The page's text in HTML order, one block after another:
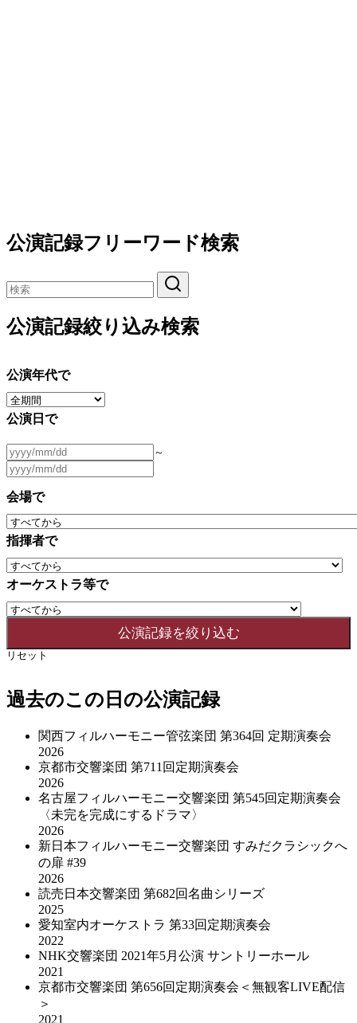
公演記録フリーワード検索
公演記録絞り込み検索
公演年代で
公演日で
～
会場で
指揮者で
オーケストラ等で
リセット
過去のこの日の公演記録
関西フィルハーモニー管弦楽団 第364回 定期演奏会
2026
京都市交響楽団 第711回定期演奏会
2026
名古屋フィルハーモニー交響楽団 第545回定期演奏会
〈未完を完成にするドラマ〉
2026
新日本フィルハーモニー交響楽団 すみだクラシックへ
の扉 #39
2026
読売日本交響楽団 第682回名曲シリーズ
2025
愛知室内オーケストラ 第33回定期演奏会
2022
NHK交響楽団 2021年5⽉公演 サントリーホール
2021
京都市交響楽団 第656回定期演奏会＜無観客LIVE配信
＞
2021